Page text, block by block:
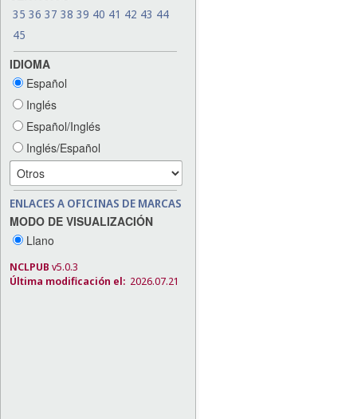
35 36 37 38 39 40 41 42 43 44
45
IDIOMA
Español
Inglés
Español/Inglés
Inglés/Español
ENLACES A OFICINAS DE MARCAS
MODO DE VISUALIZACIÓN
Llano
NCLPUB v5.0.3
Última modificación el: 2026.07.21